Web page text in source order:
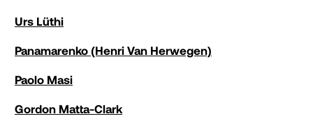
Urs Lüthi
Panamarenko (Henri Van Herwegen)
Paolo Masi
Gordon Matta-Clark